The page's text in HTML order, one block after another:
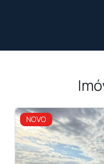
NOVO
<<<<